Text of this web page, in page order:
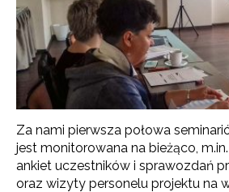
Za nami pierwsza połowa
jest monitorowana na bieżąco,
ankiet uczestników i sprawozdań
oraz wizyty personelu projektu na